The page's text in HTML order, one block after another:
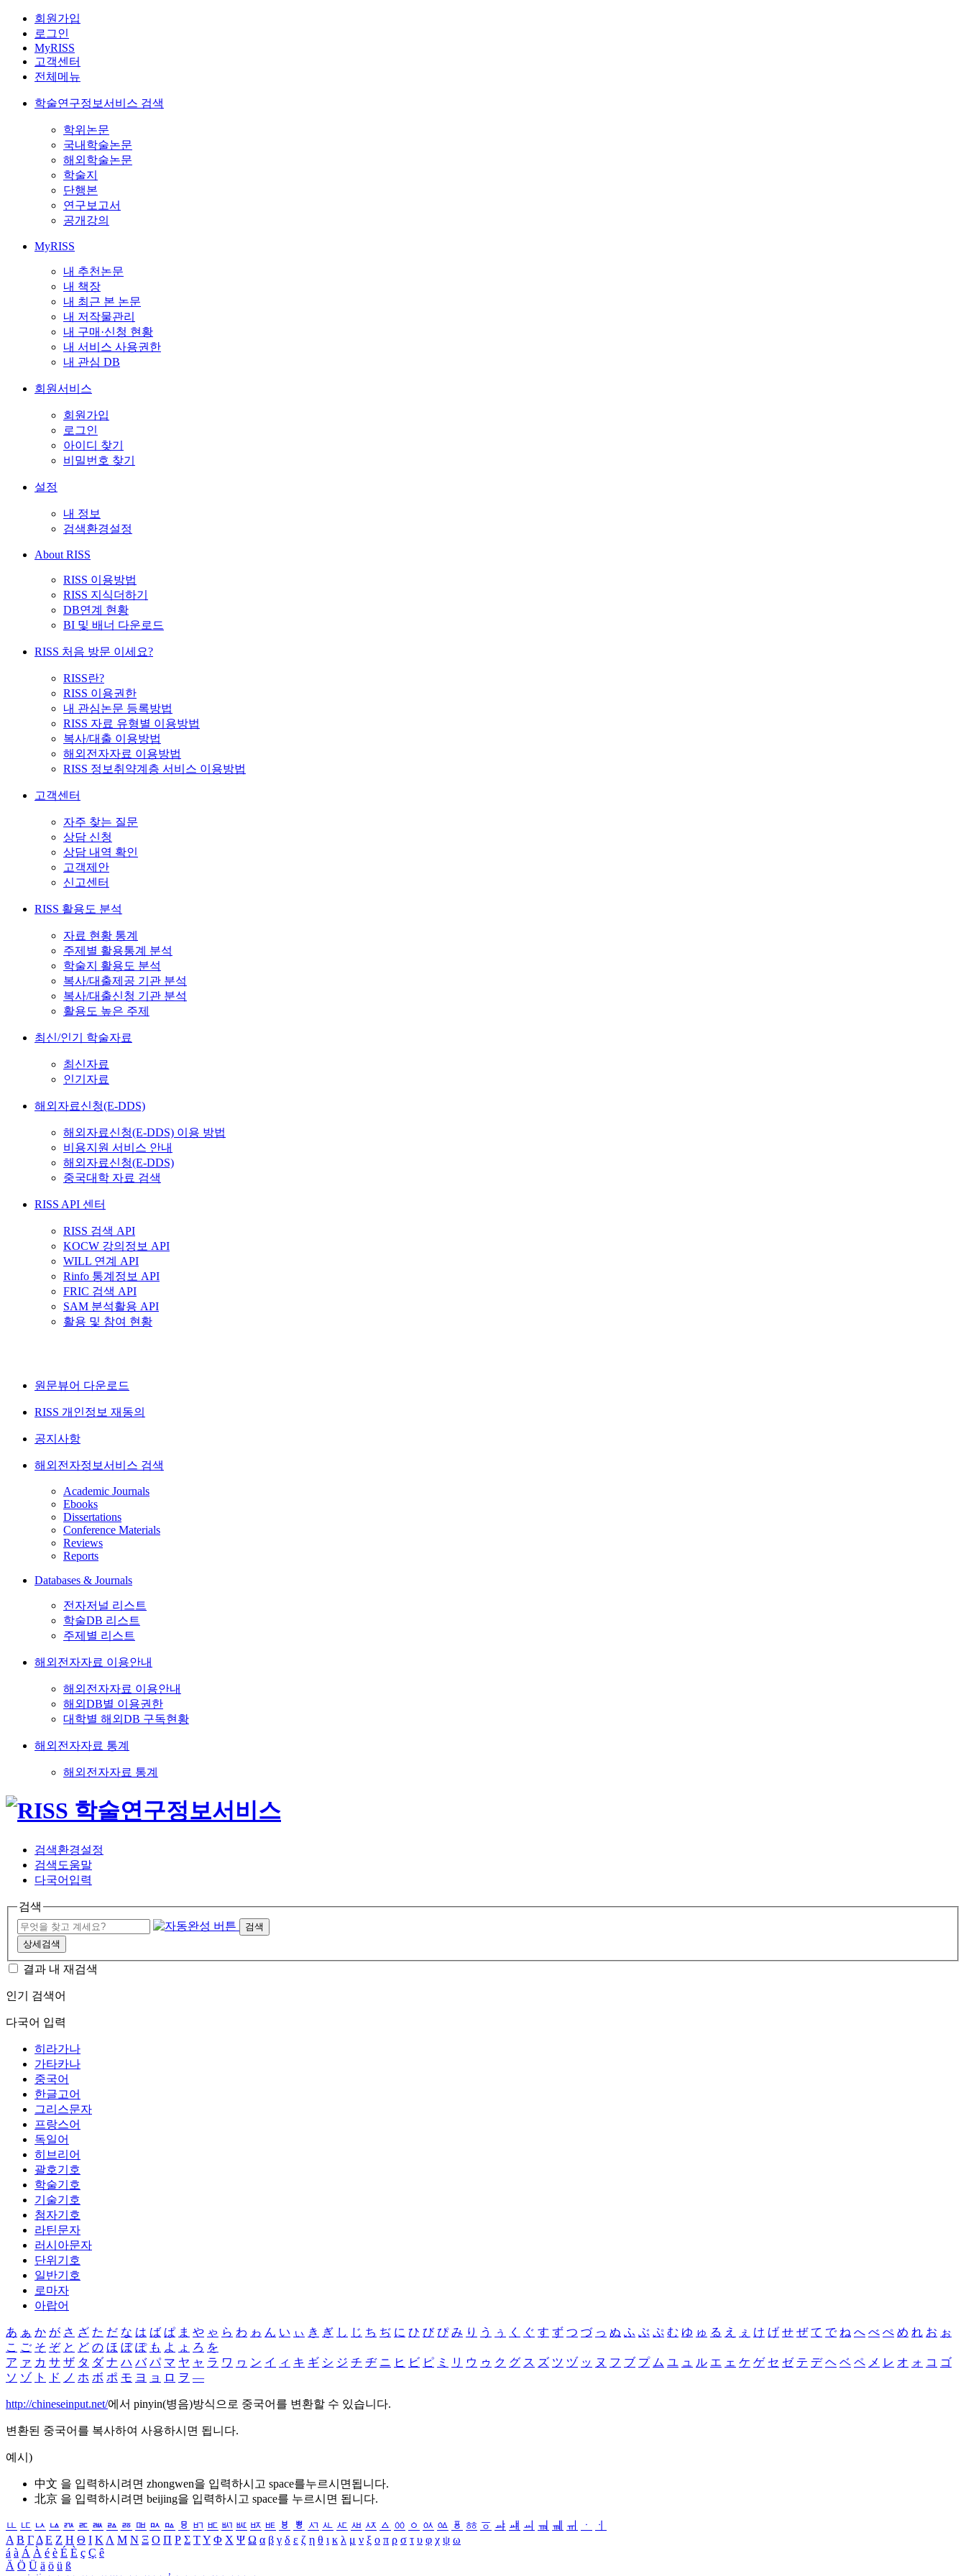
회원가입
로그인
MyRISS
고객센터
전체메뉴
학술연구정보서비스 검색
학위논문
국내학술논문
해외학술논문
학술지
단행본
연구보고서
공개강의
MyRISS
내 추천논문
내 책장
내 최근 본 논문
내 저작물관리
내 구매·신청 현황
내 서비스 사용권한
내 관심 DB
회원서비스
회원가입
로그인
아이디 찾기
비밀번호 찾기
설정
내 정보
검색환경설정
About RISS
RISS 이용방법
RISS 지식더하기
DB연계 현황
BI 및 배너 다운로드
RISS 처음 방문 이세요?
RISS란?
RISS 이용권한
내 관심논문 등록방법
RISS 자료 유형별 이용방법
복사/대출 이용방법
해외전자자료 이용방법
RISS 정보취약계층 서비스 이용방법
고객센터
자주 찾는 질문
상담 신청
상담 내역 확인
고객제안
신고센터
RISS 활용도 분석
자료 현황 통계
주제별 활용통계 분석
학술지 활용도 분석
복사/대출제공 기관 분석
복사/대출신청 기관 분석
활용도 높은 주제
최신/인기 학술자료
최신자료
인기자료
해외자료신청(E-DDS)
해외자료신청(E-DDS) 이용 방법
비용지원 서비스 안내
해외자료신청(E-DDS)
중국대학 자료 검색
RISS API 센터
RISS 검색 API
KOCW 강의정보 API
WILL 연계 API
Rinfo 통계정보 API
FRIC 검색 API
SAM 분석활용 API
활용 및 참여 현황
원문뷰어 다운로드
RISS 개인정보 재동의
공지사항
해외전자정보서비스 검색
Academic Journals
Ebooks
Dissertations
Conference Materials
Reviews
Reports
Databases & Journals
전자저널 리스트
학술DB 리스트
주제별 리스트
해외전자자료 이용안내
해외전자자료 이용안내
해외DB별 이용권한
대학별 해외DB 구독현황
해외전자자료 통계
해외전자자료 통계
검색환경설정
검색도움말
다국어입력
검색
검색
상세검색
결과 내 재검색
인기 검색어
다국어 입력
히라가나
가타카나
중국어
한글고어
그리스문자
프랑스어
독일어
히브리어
괄호기호
학술기호
기술기호
첨자기호
라틴문자
러시아문자
단위기호
일반기호
로마자
아랍어
あ ぁ か が さ ざ た だ な は ば ぱ ま や ゃ ら わ ゎ ん い ぃ き ぎ し じ ち ぢ に ひ び ぴ み り う ぅ く ぐ す ず つ づ っ ぬ ふ ぶ ぷ む ゆ ゅ る え ぇ け げ せ ぜ て で ね へ べ ぺ め れ お ぉ
こ ご そ ぞ と ど の ほ ぼ ぽ も よ ょ ろ を
ア ァ カ サ ザ タ ダ ナ ハ バ パ マ ヤ ャ ラ ワ ヮ ン イ ィ キ ギ シ ジ チ ヂ ニ ヒ ビ ピ ミ リ ウ ゥ ク グ ス ズ ツ ヅ ッ ヌ フ ブ プ ム ユ ュ ル エ ェ ケ ゲ セ ゼ テ デ ヘ ベ ペ メ レ オ ォ コ ゴ
ソ ゾ ト ド ノ ホ ボ ポ モ ヨ ョ ロ ヲ ―
http://chineseinput.net/에서 pinyin(병음)방식으로 중국어를 변환할 수 있습니다.
변환된 중국어를 복사하여 사용하시면 됩니다.
예시)
中文 을 입력하시려면 zhongwen을 입력하시고 space를누르시면됩니다.
北京 을 입력하시려면 beijing을 입력하시고 space를 누르시면 됩니다.
ㅥ ㅦ ㅧ ㅨ ㅩ ㅪ ㅫ ㅬ ㅭ ㅮ ㅯ ㅰ ㅱ ㅲ ㅳ ㅴ ㅵ ㅶ ㅷ ㅸ ㅹ ㅺ ㅻ ㅼ ㅽ ㅾ ㅿ ㆀ ㆁ ㆂ ㆃ ㆄ ㆅ ㆆ ㆇ ㆈ ㆉ ㆊ ㆋ ㆌ ㆍ
ㆎ
Α Β ΓΔ Ε Ζ Η Θ Ι ΚΛ Μ Ν Ξ Ο Π Ρ Σ ΤΥ Φ Χ Ψ Ω α β γ δ ε ζ η θ ι κ λ μ ν ξ ο π ρ σ τ υ φ χ ψ ω
á à Á À é è É È ç Ç ê
Ä Ö Ü ä ö ü ß